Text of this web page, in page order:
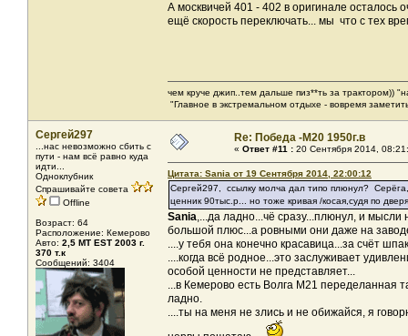
А москвичей 401 - 402 в оригинале осталось
ещё скорость переключать... мы что с тех
чем круче джип..тем дальше пиз**ть за трактором))
"Главное в экстремальном отдыхе - вовремя
Сергей297
...нас невозможно сбить с
пути - нам всё равно куда
идти...
Одноклубник
Спрашивайте совета
Offline
Возраст: 64
Расположение: Кемерово
Авто: 2,5 МТ EST 2003 г.
370 т.к
Сообщений: 3404
Re: Победа -М20 1950г.в
« Ответ #11 : 20 Сентября 2014,
Цитата: Sania от 19 Сентября 2014, 22:00:12
Сергей297, ссылку молча дал типо плюнул? Серёга,
ценник 90тыс.р... но тоже кривая /косая,судя по
Sania,...да ладно...чё сразу...плюнул, и мысли
большой плюс...а ровными они даже на
....у тебя она конечно красавица...за счёт
....когда всё родное...это заслуживает
особой ценности не представляет...
...в Кемерово есть Волга М21 переделанная
ладно.
....ты на меня не злись и не обижайся, я